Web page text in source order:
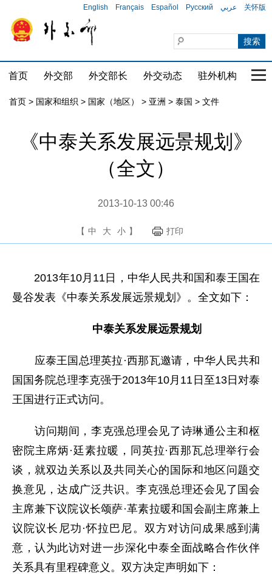
English Français Español Русский عربي 关怀版
首页 外交部 外交部长 外交动态 驻外机构 国
首页 > 国家和组织 > 国家（地区） > 亚洲 > 泰国 > 文件
《中泰关系发展远景规划》
（全文）
2013-10-13 00:46
【 中 大 小 】 打印
2013年10月11日，中华人民共和国和泰王国在
曼谷发表《中泰关系发展远景规划》。全文如下：
中泰关系发展远景规划
应泰王国总理英拉·西那瓦邀请，中华人民共和
国国务院总理李克强于2013年10月11日至13日对泰
王国进行正式访问。
访问期间，李克强总理会见了诗琳通公主和枢
密院主席炳·廷素拉暖，同英拉·西那瓦总理举行会
谈，就双边关系以及共同关心的国际和地区问题交
换意见，达成广泛共识。李克强总理还会见了国会
主席兼下议院议长颂萨·革素拉暖和国会副主席兼上
议院议长尼功·怀拉巴尼。双方对访问成果感到满
意，认为此访对进一步深化中泰全面战略合作伙伴
关系具有里程碑意义。双方决定声明如下：